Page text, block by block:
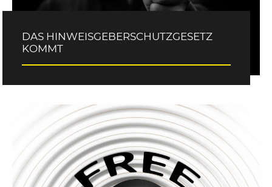
DAS HINWEISGEBERSCHUTZGESETZ
KOMMT